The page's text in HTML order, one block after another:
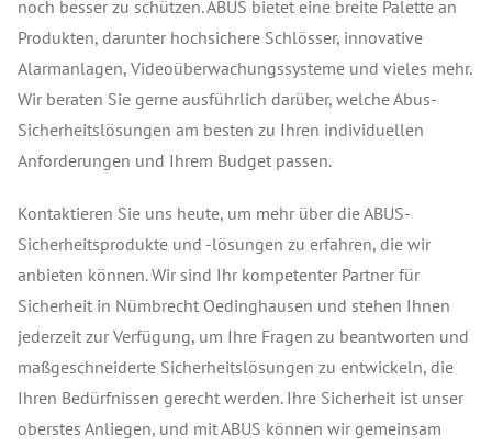
noch besser zu schützen. ABUS bietet eine breite Palette an
Produkten, darunter hochsichere Schlösser, innovative
Alarmanlagen, Videoüberwachungssysteme und vieles mehr.
Wir beraten Sie gerne ausführlich darüber, welche Abus-
Sicherheitslösungen am besten zu Ihren individuellen
Anforderungen und Ihrem Budget passen.
Kontaktieren Sie uns heute, um mehr über die ABUS-
Sicherheitsprodukte und -lösungen zu erfahren, die wir
anbieten können. Wir sind Ihr kompetenter Partner für
Sicherheit in Nümbrecht Oedinghausen und stehen Ihnen
jederzeit zur Verfügung, um Ihre Fragen zu beantworten und
maßgeschneiderte Sicherheitslösungen zu entwickeln, die
Ihren Bedürfnissen gerecht werden. Ihre Sicherheit ist unser
oberstes Anliegen, und mit ABUS können wir gemeinsam